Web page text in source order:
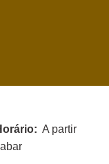
A partir